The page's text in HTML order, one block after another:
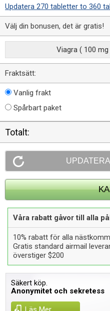
Updatera 270 tabletter to 360
Välj din bonusen, det är gratis!
Viagra ( 100
Fraktsätt:
Vanlig frakt
Spårbart paket
Totalt:
Våra rabatt gåvor till alla
10% rabatt för alla
Gratis standard airmail
överstiger $200
Säkert köp.
Anonymitet och sekretess